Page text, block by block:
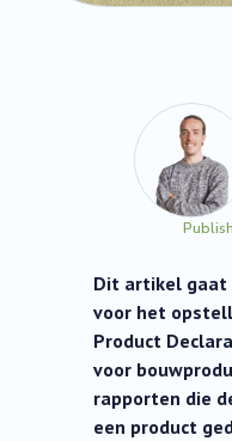
Dit artikel gaat
voor het
Product
voor
rapporten die
een product